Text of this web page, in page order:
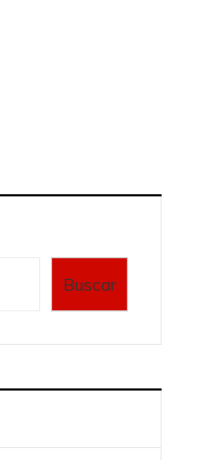
Buscar